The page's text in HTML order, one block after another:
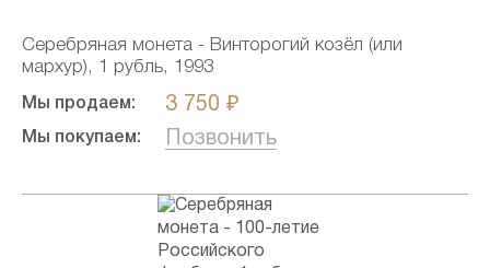
Серебряная монета - Винторогий козёл (или
мархур), 1 рубль, 1993
Мы продаем: 3 750 ₽
Мы покупаем: Позвонить